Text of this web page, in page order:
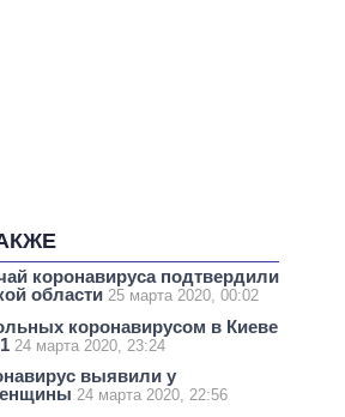
коронавируса подтвердили
области 25 марта 2020, 00:02
коронавирусом в Киеве
24 марта 2020, 23:24
выявили у
24 марта 2020, 22:56